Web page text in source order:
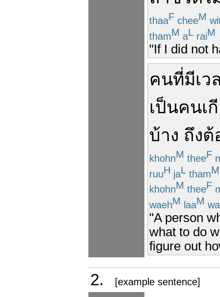
thaaF cheeM
thamM aL raiM
"If I did not
คนที่มีเว
เป็นคนเ
บ้าง ถึงต้
khohnM theeF
ruuH jaL thamM
khohnM theeF
waehM laaM
"A person
what to do
figure out
2. [example sentence]